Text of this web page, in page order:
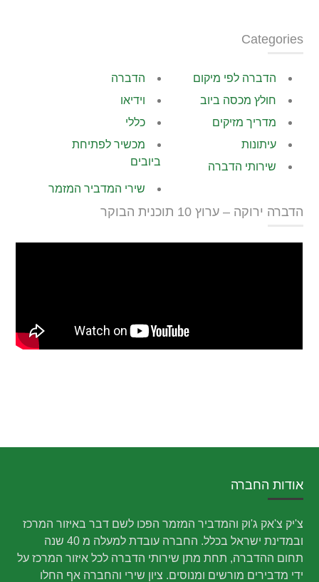
Categories
הדברה
הדברה לפי מיקום
וידיאו
חולץ מכסה ביוב
כללי
מדריך מזיקים
מכשיר לפתיחת
ביובים
עיתונות
שירותי הדברה
שירי המדביר המזמר
הדברה ירוקה – ערוץ 10 תוכנית הבוקר
אודות החברה
צ'יק צ'אק ג'וק והמדביר המזמר הפכו לשם דבר באיזור המרכז
ובמדינת ישראל בכלל. החברה עובדת למעלה מ 40 שנה
תחום ההדברה, תחת מתן שירותי הדברה לכל איזור המרכז על
ידי מדבירים מורשים ומנוסים. ציון שירי והחברה אף החלו